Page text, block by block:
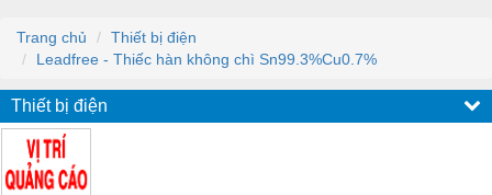
Trang chủ
Thiết bị điện
Leadfree - Thiếc hàn không chì Sn99.3%Cu0.7%
Thiết bị điện